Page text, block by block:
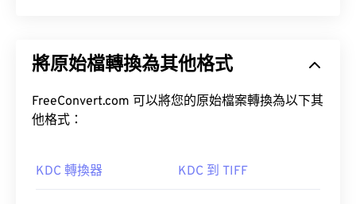
將原始檔轉換為其他格式
FreeConvert.com 可以將您的原始檔案轉換為以下其
他格式：
KDC 轉換器 KDC 到 TIFF